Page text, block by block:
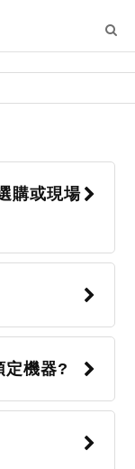
購或現場
定機器?